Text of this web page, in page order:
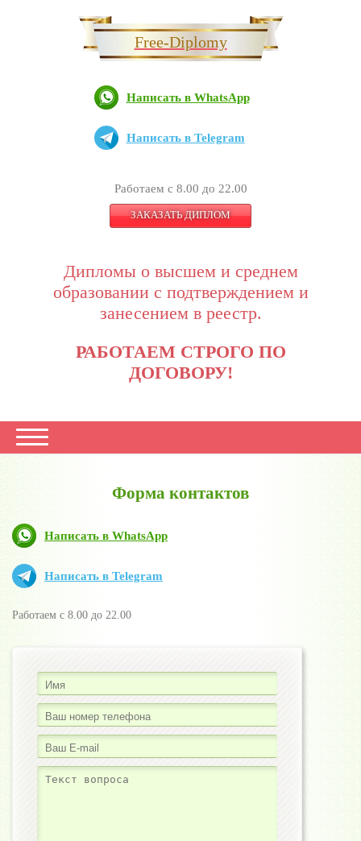
Free-Diplomy
Написать в WhatsApp
Написать в Telegram
Работаем с 8.00 до 22.00
ЗАКАЗАТЬ ДИПЛОМ
Дипломы о высшем и среднем
образовании с подтверждением и
занесением в реестр.
РАБОТАЕМ СТРОГО ПО
ДОГОВОРУ!
Форма контактов
Написать в WhatsApp
Написать в Telegram
Работаем с 8.00 до 22.00